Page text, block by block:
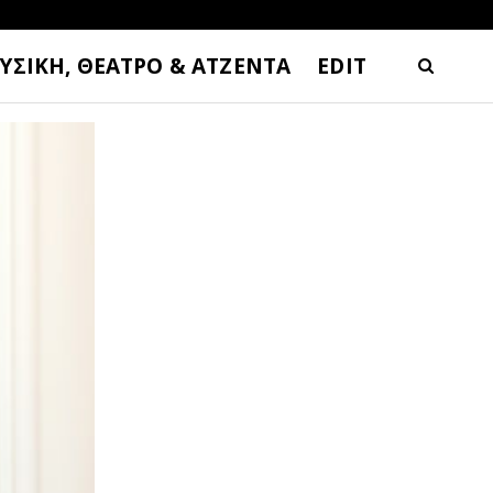
ΘΕΑΤΡΟ & ΑΤΖΕΝΤΑ EDIT